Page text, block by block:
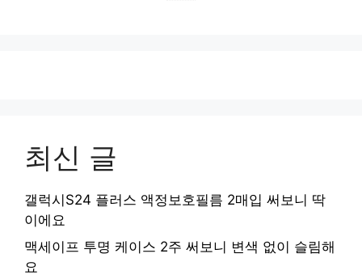
최신 글
갤럭시S24 플러스 액정보호필름 2매입 써보니 딱
이에요
맥세이프 투명 케이스 2주 써보니 변색 없이 슬림해
요